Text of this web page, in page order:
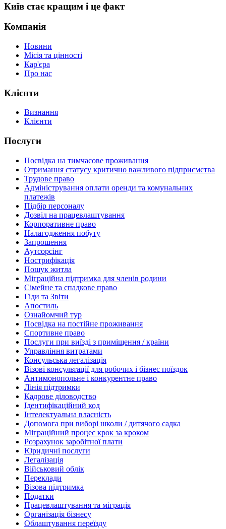
Київ стає кращим і це факт
Компанія
Новини
Місія та цінності
Кар'єра
Про нас
Клієнти
Визнання
Клієнти
Послуги
Посвідка на тимчасове проживання
Отримання статусу критично важливого підприємства
Трудове право
Адміністрування оплати оренди та комунальних
платежів
Підбір персоналу
Дозвіл на працевлаштування
Корпоративне право
Налагодження побуту
Запрошення
Аутсорсінг
Нострифікація
Пошук житла
Міграційна підтримка для членів родини
Сімейне та спадкове право
Гіди та Звіти
Апостиль
Ознайомчий тур
Посвідка на постійне проживання
Спортивне право
Послуги при виїзді з приміщення / країни
Управління витратами
Консульська легалізація
Візові консультації для робочих і бізнес поїздок
Антимонопольне і конкурентне право
Лінія підтримки
Кадрове діловодство
Ідентифікаційний код
Інтелектуальна власність
Допомога при виборі школи / дитячого садка
Міграційний процес крок за кроком
Розрахунок заробітної плати
Юридичні послуги
Легалізація
Військовий облік
Переклади
Візова підтримка
Податки
Працевлаштування та міграція
Організація бізнесу
Облаштування переїзду